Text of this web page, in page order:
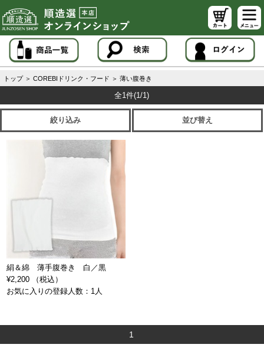
トップ ＞ COREBIドリンク・フード ＞ 薄い腹巻き
全1件(1/1)
絞り込み 並び替え
絹＆綿 薄手腹巻き 白／黒
¥2,200 （税込）
お気に入りの登録人数：1人
1